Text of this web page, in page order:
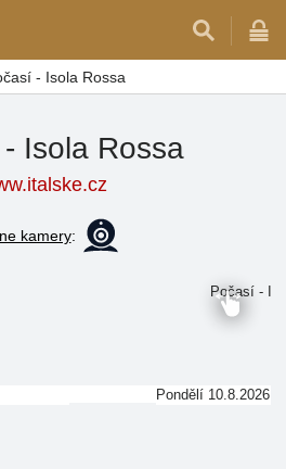
- Isola Rossa
Isola Rossa
kamery:
Pondělí 10.8.2026